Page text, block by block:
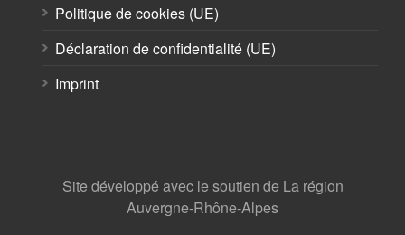
Politique de cookies (UE)
Déclaration de confidentialité (UE)
Imprint
Site développé avec le soutien de La région
Auvergne-Rhône-Alpes